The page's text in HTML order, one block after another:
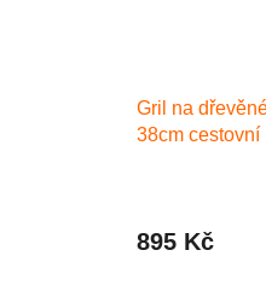
Gril na
38cm cestovní
895 Kč